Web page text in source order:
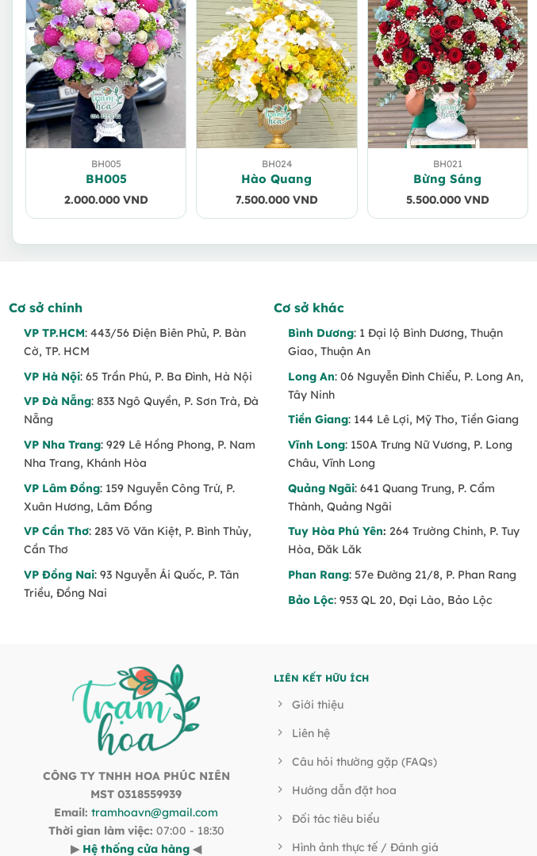
BH005
BH005
2.000.000 VND
BH024
Hào Quang
7.500.000 VND
BH021
Bừng Sáng
5.500.000 VND
Cơ sở chính
VP TP.HCM: 443/56 Điện Biên Phủ, P. Bàn
Cờ, TP. HCM
VP Hà Nội: 65 Trần Phú, P. Ba Đình, Hà Nội
VP Đà Nẵng: 833 Ngô Quyền, P. Sơn Trà, Đà
Nẵng
VP Nha Trang: 929 Lê Hồng Phong, P. Nam
Nha Trang, Khánh Hòa
VP Lâm Đồng: 159 Nguyễn Công Trứ, P.
Xuân Hương, Lâm Đồng
VP Cần Thơ: 283 Võ Văn Kiệt, P. Bình Thủy,
Cần Thơ
VP Đồng Nai: 93 Nguyễn Ái Quốc, P. Tân
Triều, Đồng Nai
Cơ sở khác
Bình Dương: 1 Đại lộ Bình Dương, Thuận
Giao, Thuận An
Long An: 06 Nguyễn Đình Chiểu, P. Long An,
Tây Ninh
Tiền Giang: 144 Lê Lợi, Mỹ Tho, Tiền Giang
Vĩnh Long: 150A Trưng Nữ Vương, P. Long
Châu, Vĩnh Long
Quảng Ngãi: 641 Quang Trung, P. Cẩm
Thành, Quảng Ngãi
Tuy Hòa Phú Yên: 264 Trường Chinh, P. Tuy
Hòa, Đăk Lăk
Phan Rang: 57e Đường 21/8, P. Phan Rang
Bảo Lộc: 953 QL 20, Đại Lào, Bảo Lộc
CÔNG TY TNHH HOA PHÚC NIÊN
MST 0318559939
Email: tramhoavn@gmail.com
Thời gian làm việc: 07:00 - 18:30
▶ Hệ thống cửa hàng ◀
LIÊN KẾT HỮU ÍCH
Giới thiệu
Liên hệ
Câu hỏi thường gặp (FAQs)
Hướng dẫn đặt hoa
Đối tác tiêu biểu
Hình ảnh thực tế / Đánh giá